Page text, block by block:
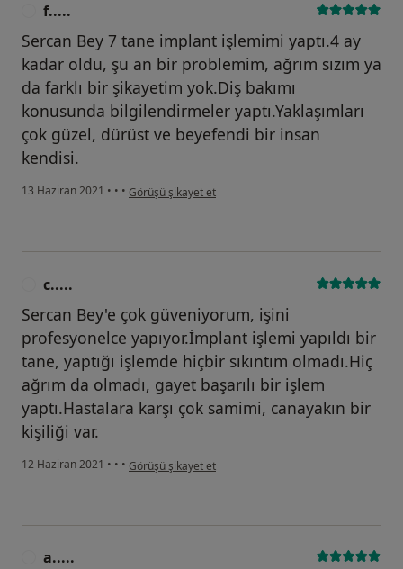
f.....
Sercan Bey 7 tane implant işlemimi yaptı.4 ay
kadar oldu, şu an bir problemim, ağrım sızım ya
da farklı bir şikayetim yok.Diş bakımı
konusunda bilgilendirmeler yaptı.Yaklaşımları
çok güzel, dürüst ve beyefendi bir insan
kendisi.
13 Haziran 2021 • • • kullanıcının görüşüne göre f.....
Görüşü şikayet et
c.....
Sercan Bey'e çok güveniyorum, işini
profesyonelce yapıyor.İmplant işlemi yapıldı bir
tane, yaptığı işlemde hiçbir sıkıntım olmadı.Hiç
ağrım da olmadı, gayet başarılı bir işlem
yaptı.Hastalara karşı çok samimi, canayakın bir
kişiliği var.
12 Haziran 2021 • • • kullanıcının görüşüne göre c.....
Görüşü şikayet et
a.....